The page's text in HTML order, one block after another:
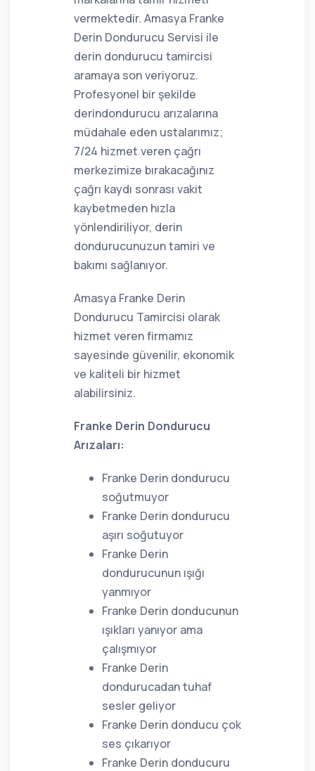
vermektedir. Amasya Franke
Derin Dondurucu Servisi ile
derin dondurucu tamircisi
aramaya son veriyoruz.
Profesyonel bir şekilde
derindondurucu arızalarına
müdahale eden ustalarımız;
7/24 hizmet veren çağrı
merkezimize bırakacağınız
çağrı kaydı sonrası vakit
kaybetmeden hızla
yönlendiriliyor, derin
dondurucunuzun tamiri ve
bakımı sağlanıyor.
Amasya Franke Derin
Dondurucu Tamircisi olarak
hizmet veren firmamız
sayesinde güvenilir, ekonomik
ve kaliteli bir hizmet
alabilirsiniz.
Franke Derin Dondurucu
Arızaları:
Franke Derin dondurucu
soğutmuyor
Franke Derin dondurucu
aşırı soğutuyor
Franke Derin
dondurucunun ışığı
yanmıyor
Franke Derin donducunun
ışıkları yanıyor ama
çalışmıyor
Franke Derin
dondurucadan tuhaf
sesler geliyor
Franke Derin donducu çok
ses çıkarıyor
Franke Derin donducuru